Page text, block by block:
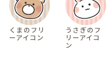
くまのフリ
ーアイコン
うさぎのフ
リーアイコ
ン